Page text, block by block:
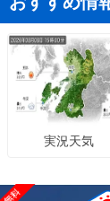
実況天気